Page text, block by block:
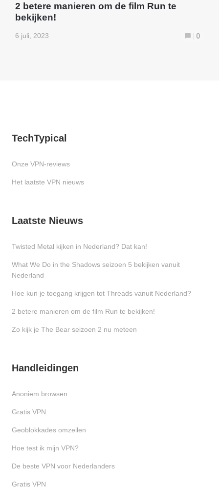
2 betere manieren om de film Run te
bekijken!
6 juli, 2023 0
TechTypical
Onze VPN-reviews
Het laatste VPN nieuws
Laatste Nieuws
Twisted Metal kijken in Nederland? Dat kan!
What We Do in the Shadows seizoen 5 bekijken vanuit
Nederland
Hoe kun je toegang krijgen tot Threads vanuit Nederland?
2 betere manieren om de film Run te bekijken!
Zo kijk je The Bear seizoen 2 nu meteen
Handleidingen
Anoniem browsen
Gratis VPN
Geoblokkades omzeilen
Hoe test ik mijn VPN?
De beste VPN voor Nederlanders
Gratis VPN